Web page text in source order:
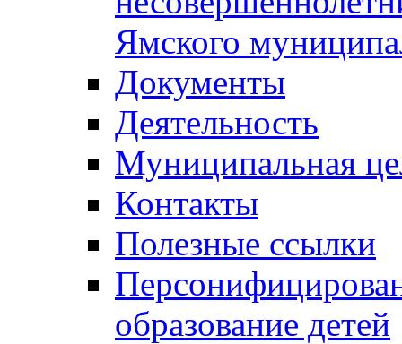
Ямского
Документы
Деятельность
Муниципальная
Контакты
Полезные ссылки
образование детей